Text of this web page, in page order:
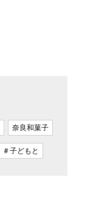
奈良和菓子
＃子どもと